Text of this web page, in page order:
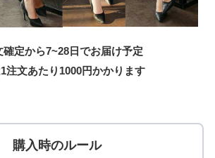
確定から7~28日でお届け予定
注文あたり 1000円かかります
購入時のルール